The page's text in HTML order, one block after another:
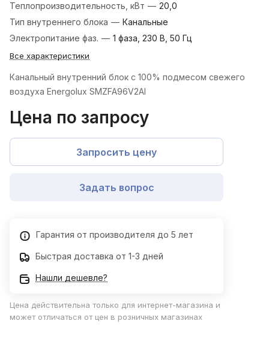
Теплопроизводительность, кВт — 20,0
Тип внутреннего блока — Канальные
Электропитание фаз. — 1 фаза, 230 В, 50 Гц
Все характеристики
Канальный внутренний блок с 100% подмесом свежего
воздуха Energolux SMZFA96V2AI
Цена по запросу
Запросить цену
Задать вопрос
Гарантия от производителя до 5 лет
Быстрая доставка от 1-3 дней
Нашли дешевле?
Цена действительна только для интернет-магазина и
может отличаться от цен в розничных магазинах